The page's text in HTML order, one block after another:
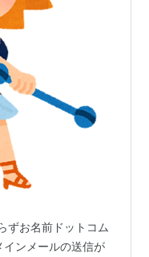
ずお名前ドットコム
ンメールの送信が